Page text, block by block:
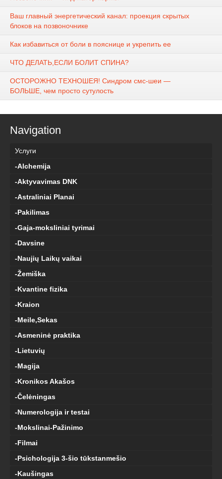
Ваш главный энергетический канал: проекция скрытых
блоков на позвоночнике
Как избавиться от боли в пояснице и укрепить ее
ЧТО ДЕЛАТЬ,ЕСЛИ БОЛИТ СПИНА?
ОСТОРОЖНО ТЕХНОШЕЯ! Синдром смс-шеи —
БОЛЬШЕ, чем просто сутулость
Navigation
Услуги
-Alchemija
-Aktyvavimas DNK
-Astraliniai Planai
-Pakilimas
-Gaja-moksliniai tyrimai
-Davsine
-Naujių Laikų vaikai
-Žemiška
-Kvantine fizika
-Kraion
-Meile,Sekas
-Asmeninė praktika
-Lietuvių
-Magija
-Kronikos Akašos
-Čelėningas
-Numerologija ir testai
-Mokslinai-Pažinimo
-Filmai
-Psichologija 3-šio tūkstanmešio
-Kaušingas